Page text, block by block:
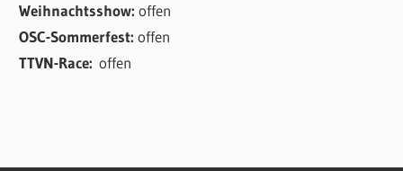
Weihnachtsshow:offen
OSC-Sommerfest:offen
TTVN-Race:offen